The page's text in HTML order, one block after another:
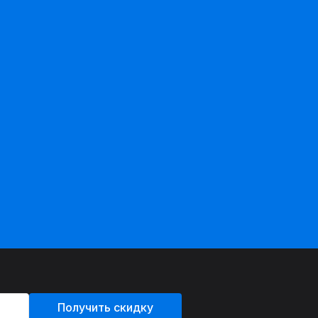
Получить скидку